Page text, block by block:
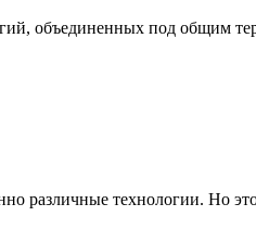
объединенных под общим
различные технологии. Но